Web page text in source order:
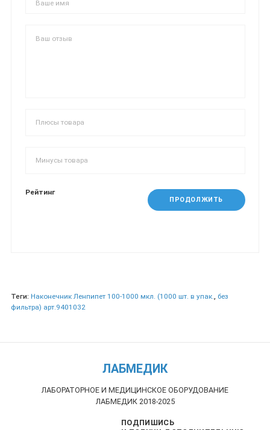
Рейтинг
ПРОДОЛЖИТЬ
Теги: Наконечник Ленпипет 100-1000 мкл. (1000 шт. в упак., без
фильтра) арт.9401032
ЛАБМЕДИК
ЛАБОРАТОРНОЕ И МЕДИЦИНСКОЕ ОБОРУДОВАНИЕ
ЛАБМЕДИК 2018-2025
ПОДПИШИСЬ